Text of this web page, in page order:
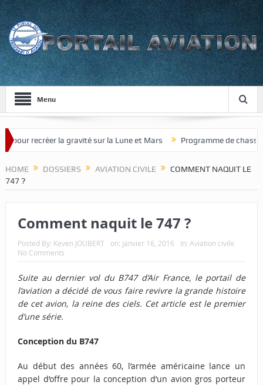
Menu
recréer la gravité sur la Lune et Mars Programme de chasseur
HOME DOSSIERS AVIATION CIVILE
COMMENT NAQUIT LE
747 ?
Comment naquit le 747 ?
Posted By: Keven JOUBERT on: janvier 16, 2016 In: Aviation civile
No Comments
Suite au dernier vol du B747 d’Air France, le portail de
l’aviation a décidé de vous faire revivre la grande histoire
de cet avion, la reine des ciels. Cet article est le premier
d’une série.
Conception du B747
Au début des années 60, l’armée américaine lance un
appel d’offre pour la conception d’un avion gros porteur